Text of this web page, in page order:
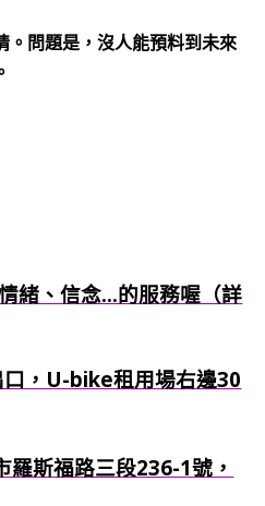
。問題是，沒人能預料到未來
緒、信念...的服務喔（詳
，U-bike租用場右邊30
斯福路三段236-1號，